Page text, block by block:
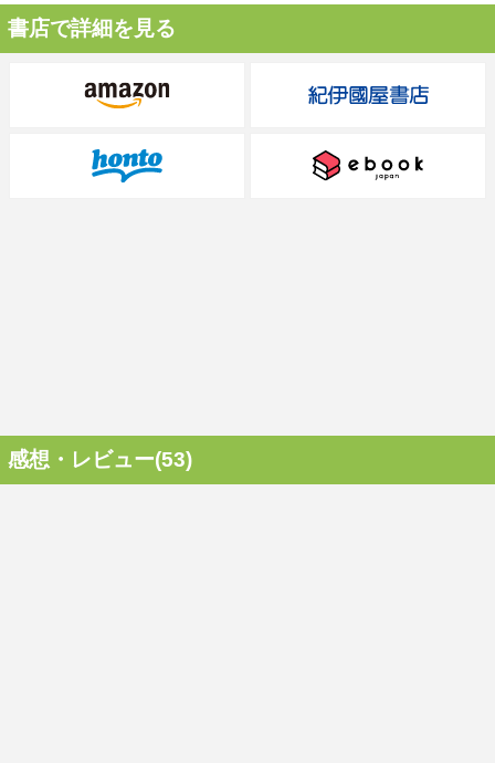
書店で詳細を見る
感想・レビュー(53)